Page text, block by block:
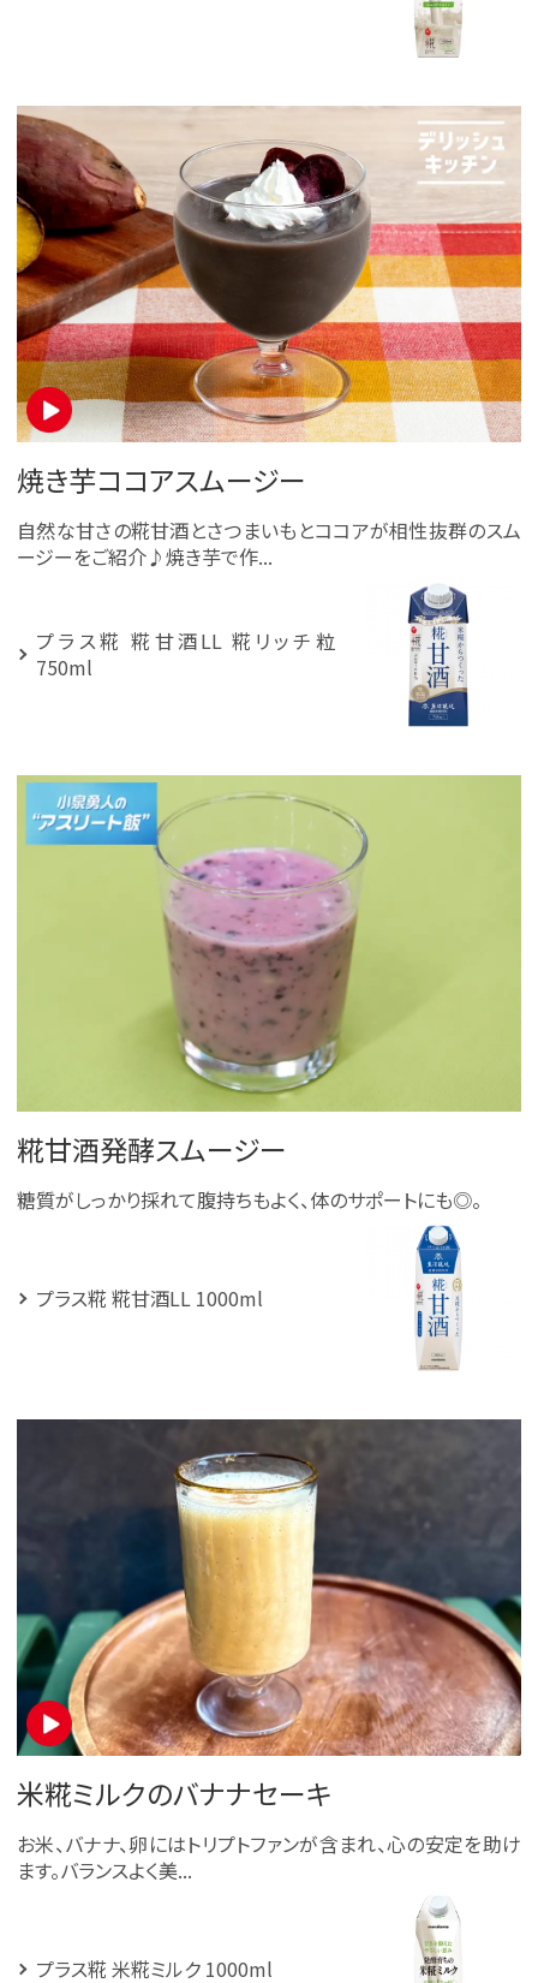
焼き芋ココアスムージー
自然な甘さの糀甘酒とさつまいもとココアが相性抜群のスム
ージーをご紹介♪焼き芋で作...
プラス糀 糀甘酒LL 糀リッチ粒
750ml
糀甘酒発酵スムージー
糖質がしっかり採れて腹持ちもよく、体のサポートにも◎。
プラス糀 糀甘酒LL 1000ml
米糀ミルクのバナナセーキ
お米、バナナ、卵にはトリプトファンが含まれ、心の安定を助け
ます。バランスよく美...
プラス糀 米糀ミルク 1000ml